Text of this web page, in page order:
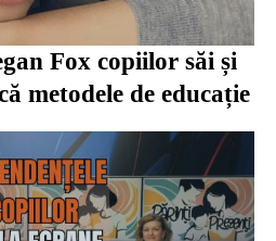
Fox copiilor săi și
metodele de educație